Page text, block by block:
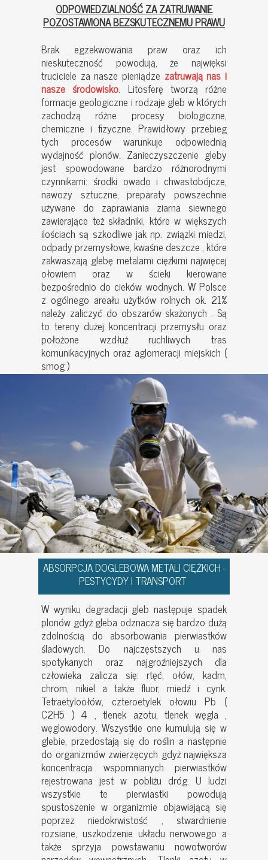
ODPOWIEDZIALNOŚĆ ZA ZATRUWANIE
POZOSTAWIONA BEZSKUTECZNEMU PRAWU
Brak egzekwowania praw oraz ich
nieskuteczność powodują, że najwięksi
truciciele za nasze pieniądze zatruwają nas i
nasze środowisko. Litosferę tworzą różne
formacje geologiczne i rodzaje gleb w których
zachodzą różne procesy biologiczne,
chemiczne i fizyczne. Prawidłowy przebieg
tych procesów warunkuje odpowiednią
wydajność plonów. Zanieczyszczenie gleby
jest spowodowane bardzo różnorodnymi
czynnikami: środki owado i chwastobójcze,
nawozy sztuczne, preparaty powszechnie
używane do zaprawiania ziarna siewnego
zawierające też składniki, które w większych
ilościach są szkodliwe jak np. związki miedzi,
odpady przemysłowe, kwaśne deszcze , które
zakwaszają glebę metalami ciężkimi najwięcej
ołowiem oraz w ścieki kierowane
bezpośrednio do cieków wodnych. W Polsce
z ogólnego areału użytków rolnych ok. 21%
należy zaliczyć do obszarów skażonych . Są
to tereny dużej koncentracji przemysłu oraz
położone wzdłuż ruchliwych tras
komunikacyjnych oraz aglomeracji miejskich (
smog )
ABSORPCJA DOGLEBOWA METALI CIĘŻKICH -
PESTYCYDY I TRANSPORT
W wyniku degradacji gleb następuje spadek
plonów gdyż gleba odznacza się bardzo dużą
zdolnością do absorbowania pierwiastków
śladowych. Do najczęstszych u nas
spotykanych oraz najgroźniejszych dla
człowieka zalicza się: rtęć, ołów, kadm,
chrom, nikiel a także fluor, miedź i cynk.
Tetraetyloołów, czteroetylek ołowiu Pb (
C2H5 ) 4 , tlenek azotu, tlenek węgla ,
węglowodory. Wszystkie one kumulują się w
glebie, przedostają się do roślin a następnie
do organizmów zwierzęcych gdyż największa
koncentracja wspomnianych pierwiastków
rejestrowana jest w pobliżu dróg. U ludzi
wszystkie te pierwiastki powodują
spustoszenie w organizmie objawiającą się
poprzez niedokrwistość , stwardnienie
rozsiane, uszkodzenie układu nerwowego a
także sprzyja powstawaniu nowotworów